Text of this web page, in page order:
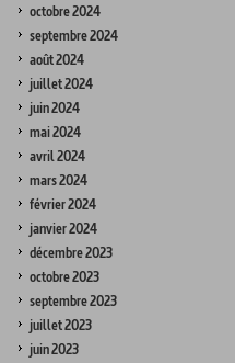
octobre 2024
septembre 2024
août 2024
juillet 2024
juin 2024
mai 2024
avril 2024
mars 2024
février 2024
janvier 2024
décembre 2023
octobre 2023
septembre 2023
juillet 2023
juin 2023